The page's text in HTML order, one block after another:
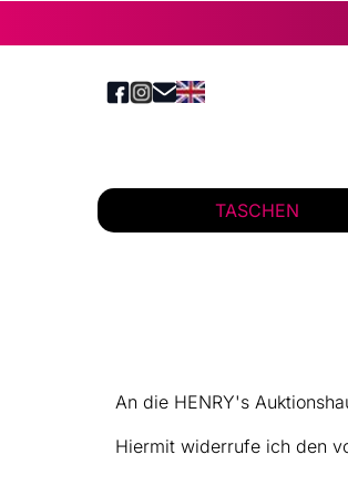
TASCHEN
An die HENRY's
Hiermit widerrufe ich den